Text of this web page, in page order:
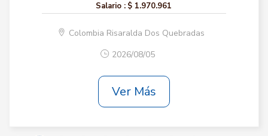
Salario : $ 1.970.961
Colombia Risaralda Dos Quebradas
2026/08/05
Ver Más